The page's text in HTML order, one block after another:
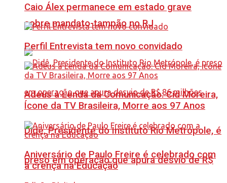
sobre mandato-tampão no RJ
Didê, Presidente do Instituto Rio Metrópole, é
preso em operação que apura desvio de R$
Caio Álex permanece em estado grave
Perfil Entrevista tem novo convidado
Adeus à Lenda da Comunicação: Cid Moreira,
Ícone da TV Brasileira, Morre aos 97 Anos
Aniversário de Paulo Freire é celebrado com
a crença na Educação